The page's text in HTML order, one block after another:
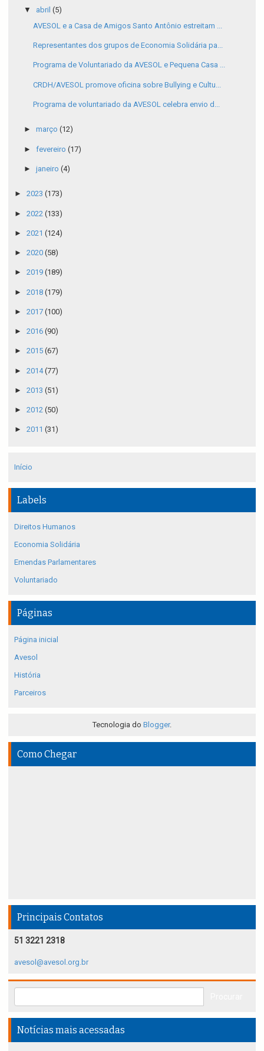
▼ abril (5)
AVESOL e a Casa de Amigos Santo Antônio estreitam ...
Representantes dos grupos de Economia Solidária pa...
Programa de Voluntariado da AVESOL e Pequena Casa ...
CRDH/AVESOL promove oficina sobre Bullying e Cultu...
Programa de voluntariado da AVESOL celebra envio d...
► março (12)
► fevereiro (17)
► janeiro (4)
► 2023 (173)
► 2022 (133)
► 2021 (124)
► 2020 (58)
► 2019 (189)
► 2018 (179)
► 2017 (100)
► 2016 (90)
► 2015 (67)
► 2014(77)
► 2013 (51)
► 2012 (50)
► 2011 (31)
Início
Labels
Direitos Humanos
Economia Solidária
Emendas Parlamentares
Voluntariado
Páginas
Página inicial
Avesol
História
Parceiros
Tecnologia do Blogger.
Como Chegar
Principais Contatos
51 3221 2318
avesol@avesol.org.br
Notícias mais acessadas